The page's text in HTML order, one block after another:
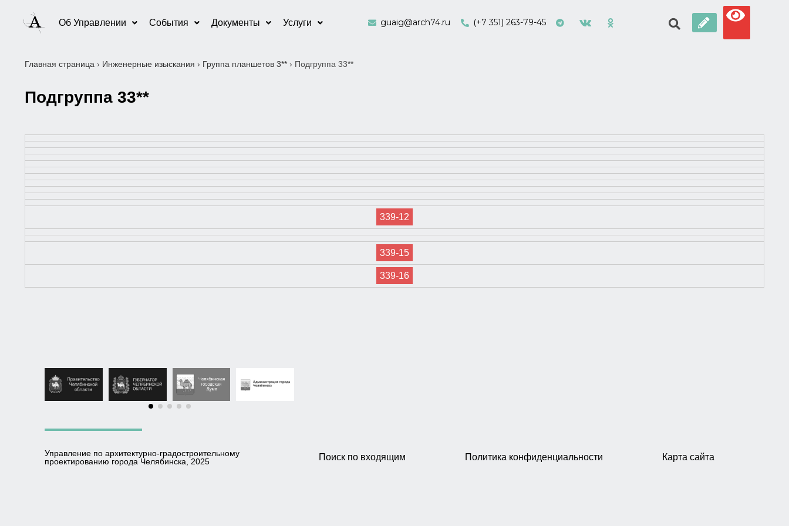
Об Управлении События Документы Услуги guaig@arch74.ru (+7 351) 263-79-45
Главная страница › Инженерные изыскания › Группа планшетов 3** › Подгруппа 33**
Подгруппа 33**
339-12
339-15
339-16
Управление по архитектурно-градостроительному
проектированию города Челябинска, 2025
Поиск по входящим Политика конфиденциальности Карта сайта